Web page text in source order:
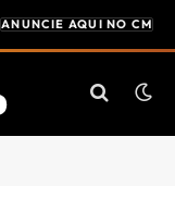
ANUNCIE AQUI NO CM